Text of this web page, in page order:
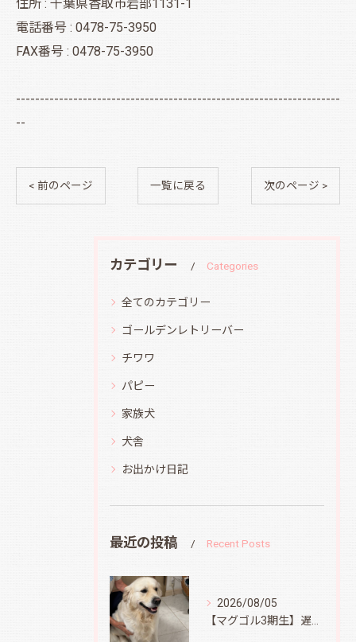
住所 : 千葉県香取市岩部1131-1
電話番号 : 0478-75-3950
FAX番号 : 0478-75-3950
--------------------------------------------------------------------
--
< 前のページ 一覧に戻る 次のページ >
カテゴリー Categories
全てのカテゴリー
ゴールデンレトリーバー
チワワ
パピー
家族犬
犬舎
お出かけ日記
最近の投稿 Recent Posts
2026/08/05
【マグゴル3期生】遅ればせながら